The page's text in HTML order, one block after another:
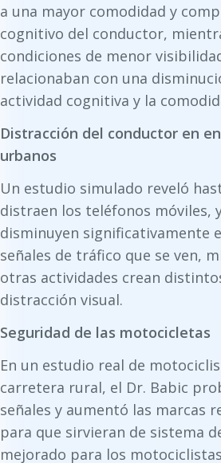
a una mayor comodidad y
cognitivo del conductor,
condiciones de menor
relacionaban con una
actividad cognitiva y la
Distracción del conductor en
urbanos
Un estudio simulado reveló
distraen los teléfonos móviles,
disminuyen significativamente
señales de tráfico que se ven,
otras actividades crean
distracción visual.
Seguridad de las motocicletas
En un estudio real de
carretera rural, el Dr. Babic
señales y aumentó las marcas
para que sirvieran de sistema
mejorado para los